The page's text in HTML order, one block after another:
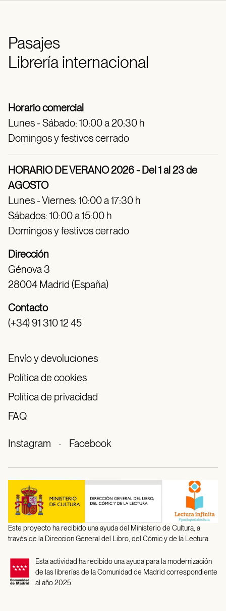
Pasajes
Librería internacional
Horario comercial
Lunes - Sábado: 10:00 a 20:30 h
Domingos y festivos cerrado
HORARIO DE VERANO 2026 - Del 1 al 23 de
AGOSTO
Lunes - Viernes: 10:00 a 17:30 h
Sábados: 10:00 a 15:00 h
Domingos y festivos cerrado
Dirección
Génova 3
28004 Madrid (España)
Contacto
(+34) 91 310 12 45
Envío y devoluciones
Política de cookies
Política de privacidad
FAQ
Instagram · Facebook
Este proyecto ha recibido una ayuda del Ministerio de Cultura, a
través de la Direccion General del Libro, del Cómic y de la Lectura.
Esta actividad ha recibido una ayuda para la modernización
de las librerías de la Comunidad de Madrid correspondiente
al año 2025.